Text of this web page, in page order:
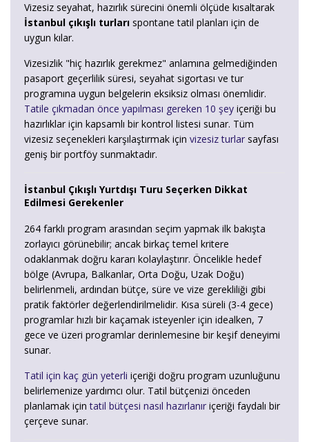
Vizesiz seyahat, hazırlık sürecini önemli ölçüde kısaltarak
İstanbul çıkışlı turları spontane tatil planları için de
uygun kılar.
Vizesizlik "hiç hazırlık gerekmez" anlamına gelmediğinden
pasaport geçerlilik süresi, seyahat sigortası ve tur
programına uygun belgelerin eksiksiz olması önemlidir.
Tatile çıkmadan önce yapılması gereken 10 şey içeriği bu
hazırlıklar için kapsamlı bir kontrol listesi sunar. Tüm
vizesiz seçenekleri karşılaştırmak için vizesiz turlar sayfası
geniş bir portföy sunmaktadır.
İstanbul Çıkışlı Yurtdışı Turu Seçerken Dikkat
Edilmesi Gerekenler
264 farklı program arasından seçim yapmak ilk bakışta
zorlayıcı görünebilir; ancak birkaç temel kritere
odaklanmak doğru kararı kolaylaştırır. Öncelikle hedef
bölge (Avrupa, Balkanlar, Orta Doğu, Uzak Doğu)
belirlenmeli, ardından bütçe, süre ve vize gerekliliği gibi
pratik faktörler değerlendirilmelidir. Kısa süreli (3-4 gece)
programlar hızlı bir kaçamak isteyenler için idealken, 7
gece ve üzeri programlar derinlemesine bir keşif deneyimi
sunar.
Tatil için kaç gün yeterli içeriği doğru program uzunluğunu
belirlemenize yardımcı olur. Tatil bütçenizi önceden
planlamak içintatil bütçesi nasıl hazırlanır içeriği faydalı bir
çerçeve sunar.